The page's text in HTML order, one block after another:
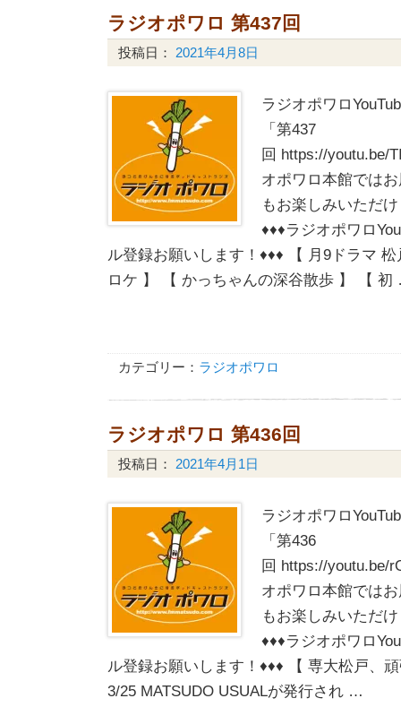
ラジオポワロ 第437回
投稿日： 2021年4月8日
ラジオポワロ
「第437
回 https://youtu.be/
オポワロ本館では
もお楽しみいただ
♦♦♦ラジオポワロ
ル登録お願いします！♦♦♦ 【 月9ドラマ
ロケ 】 【 かっちゃんの深谷散歩 】 【
カテゴリー： ラジオポワロ
ラジオポワロ 第436回
投稿日： 2021年4月1日
ラジオポワロ
「第436
回 https://youtu.be/
オポワロ本館では
もお楽しみいただ
♦♦♦ラジオポワロ
ル登録お願いします！♦♦♦ 【 専大松戸、
3/25 MATSUDO USUALが発行され …